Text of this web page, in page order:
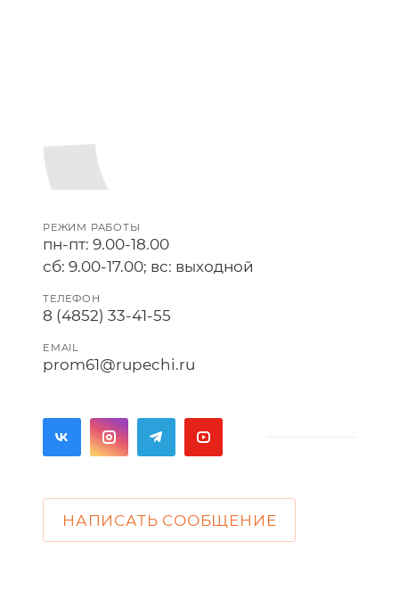
РЕЖИМ РАБОТЫ
пн-пт: 9.00-18.00
сб: 9.00-17.00; вс: выходной
ТЕЛЕФОН
8 (4852) 33-41-55
EMAIL
prom61@rupechi.ru
НАПИСАТЬ СООБЩЕНИЕ